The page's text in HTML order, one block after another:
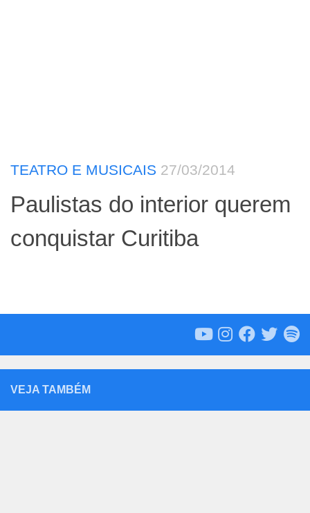
TEATRO E MUSICAIS 27/03/2014
Paulistas do interior querem
conquistar Curitiba
VEJA TAMBÉM